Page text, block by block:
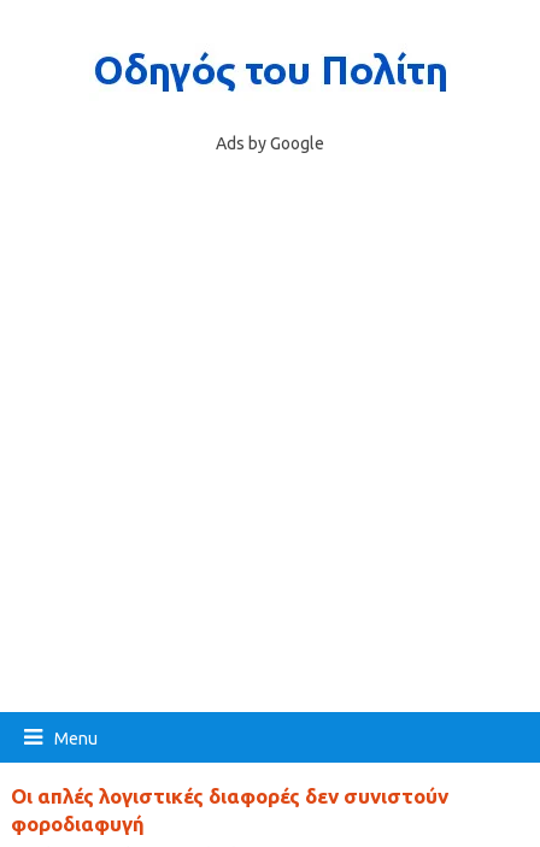
Ads by Google
Menu
Οι απλές λογιστικές διαφορές δεν συνιστούν
φοροδιαφυγή